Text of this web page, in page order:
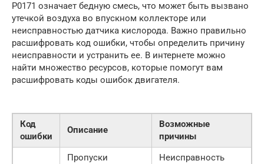
P0171 означает бедную смесь, что может быть вызвано
утечкой воздуха во впускном коллекторе или
неисправностью датчика кислорода. Важно правильно
расшифровать код ошибки, чтобы определить причину
неисправности и устранить ее. В интернете можно
найти множество ресурсов, которые помогут вам
расшифровать коды ошибок двигателя.
Код
ошибки
Описание
Возможные
причины
Пропуски
Неисправность